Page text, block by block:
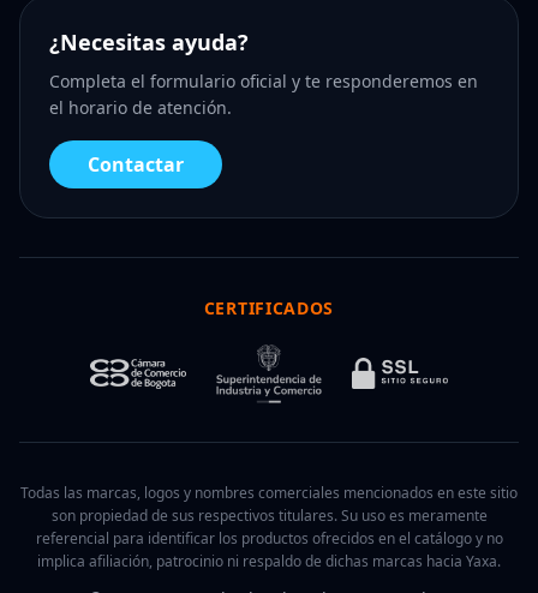
¿Necesitas ayuda?
Completa el formulario oficial y te responderemos en
el horario de atención.
Contactar
CERTIFICADOS
Todas las marcas, logos y nombres comerciales mencionados en este sitio
son propiedad de sus respectivos titulares. Su uso es meramente
referencial para identificar los productos ofrecidos en el catálogo y no
implica afiliación, patrocinio ni respaldo de dichas marcas hacia Yaxa.